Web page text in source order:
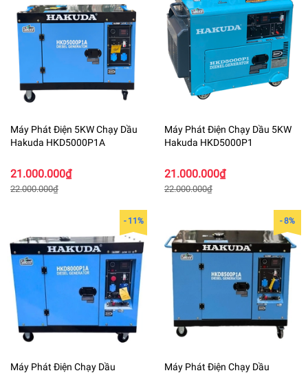
Máy Phát Điện 5KW Chạy Dầu
Hakuda HKD5000P1A
21.000.000₫
22.000.000₫
Máy Phát Điện Chạy Dầu 5KW
Hakuda HKD5000P1
21.000.000₫
22.000.000₫
- 11%
Máy Phát Điện Chạy Dầu
- 8%
Máy Phát Điện Chạy Dầu